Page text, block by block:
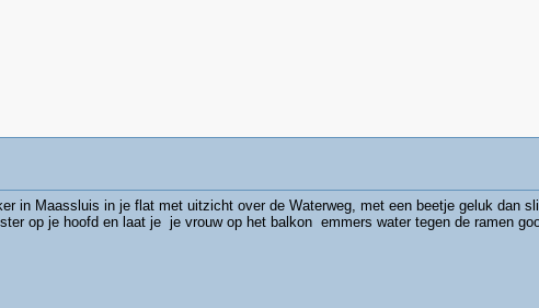
in Maassluis in je flat met uitzicht over de Waterweg, met een beetje geluk dan
op je hoofd en laat je je vrouw op het balkon emmers water tegen de ramen